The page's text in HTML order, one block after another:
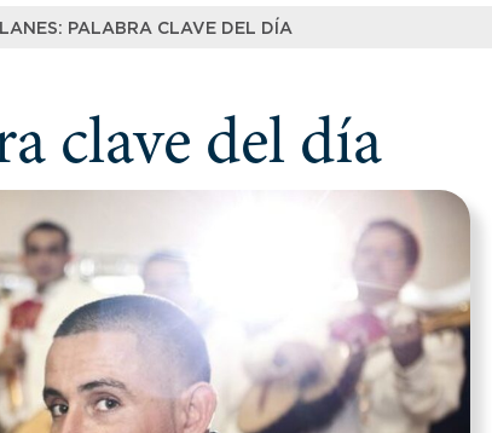
PALABRA CLAVE DEL DÍA
clave del día